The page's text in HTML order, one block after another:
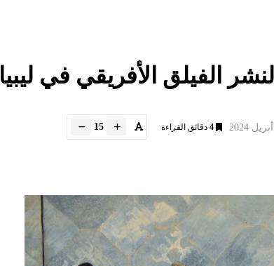
الفيلق الأفريقي في ليبيا
4 دقائق القراءة 15